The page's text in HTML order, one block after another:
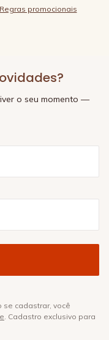
Regras promocionais
o seu momento —
se cadastrar, você
. Cadastro exclusivo para